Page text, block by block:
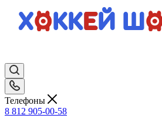
Телефоны
8 812 905-00-58